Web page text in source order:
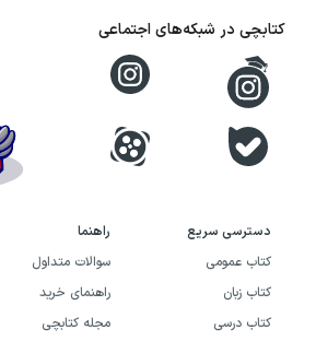
دسترسی سریع
کتاب عمومی
کتاب زبان
کتاب درسی
راهنما
سوالات متداول
راهنمای خرید
مجله کتابچی
کتابچی در شبکه‌های اجتماعی